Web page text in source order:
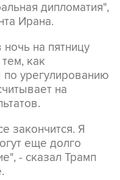
дипломатия",
Ирана.
на пятницу
как
урегулированию
на
закончится. Я
еще долго
- сказал Трамп